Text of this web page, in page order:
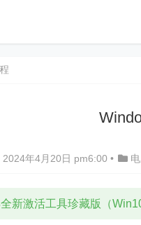
2024年4月20日 pm6:00 •
新激活工具珍藏版（